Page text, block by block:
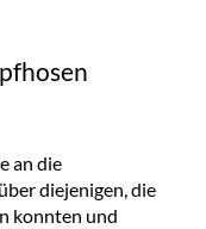
an die
diejenigen, die
konnten und